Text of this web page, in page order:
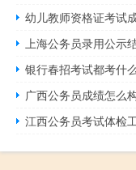
幼儿教师资格证考试
上海公务员录用公示
银行春招考试都考什么
广西公务员成绩怎么
江西公务员考试体检